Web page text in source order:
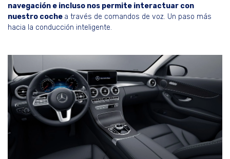
navegación e incluso nos permite interactuar con
nuestro coche a través de comandos de voz. Un paso más
hacia la conducción inteligente.